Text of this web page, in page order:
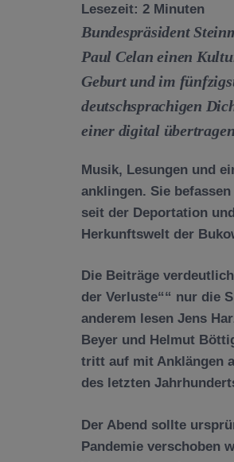
Lesezeit: 2 Minuten
Bundespräsident
Paul Celan einen
Geburt und im
deutschsprachigen
einer digital
Musik, Lesungen und
anklingen. Sie
seit der Deportation
Herkunftswelt der
Die Beiträge
der Verluste“
nur die
anderem lesen Jens
Beyer und Helmut
tritt auf mit Anklängen
des letzten
Der Abend sollte
Pandemie verschoben